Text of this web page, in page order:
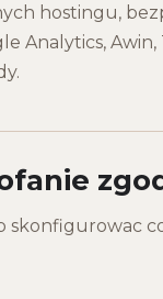
hostingu,
Analytics,
skonfigurowac